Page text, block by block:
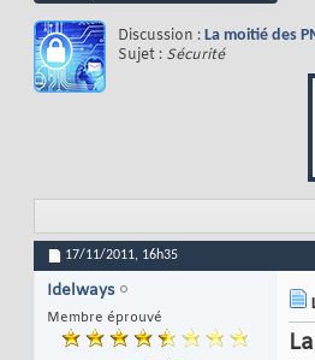
Discussion : La moitié des
Sujet : Sécurité
17/11/2011, 16h35
Idelways
Membre éprouvé